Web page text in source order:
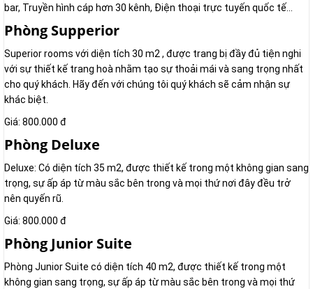
bar, Truyền hình cáp hơn 30 kênh, Điện thoại trực tuyến quốc tế...
Phòng Supperior
Superior rooms với diện tích 30 m2 , được trang bị đầy đủ tiện nghi
với sự thiết kế trang hoà nhằm tạo sự thoải mái và sang trọng nhất
cho quý khách. Hãy đến với chúng tôi quý khách sẽ cảm nhận sự
khác biệt.
Giá: 800.000 đ
Phòng Deluxe
Deluxe: Có diện tích 35 m2, được thiết kế trong một không gian sang
trọng, sự ấp áp từ màu sắc bên trong và mọi thứ nơi đây đều trở
nên quyến rũ.
Giá: 800.000 đ
Phòng Junior Suite
Phòng Junior Suite có diện tích 40 m2, được thiết kế trong một
không gian sang trọng, sự ấp áp từ màu sắc bên trong và mọi thứ